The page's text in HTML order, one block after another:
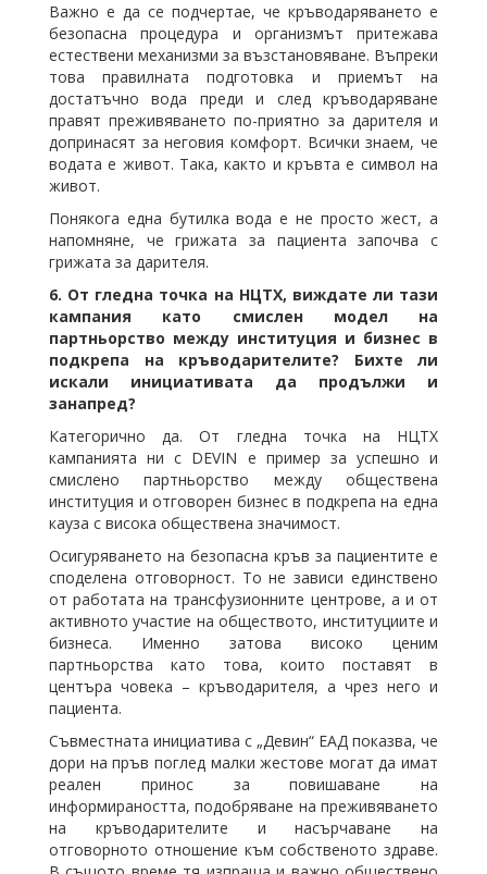
Важно е да се подчертае, че кръводаряването е
безопасна процедура и организмът притежава
естествени механизми за възстановяване. Въпреки
това правилната подготовка и приемът на
достатъчно вода преди и след кръводаряване
правят преживяването по-приятно за дарителя и
допринасят за неговия комфорт. Всички знаем, че
водата е живот. Така, както и кръвта е символ на
живот.
Понякога една бутилка вода е не просто жест, а
напомняне, че грижата за пациента започва с
грижата за дарителя.
6. От гледна точка на НЦТХ, виждате ли тази
кампания като смислен модел на
партньорство между институция и бизнес в
подкрепа на кръводарителите? Бихте ли
искали инициативата да продължи и
занапред?
Категорично да. От гледна точка на НЦТХ
кампанията ни с DEVIN е пример за успешно и
смислено партньорство между обществена
институция и отговорен бизнес в подкрепа на една
кауза с висока обществена значимост.
Осигуряването на безопасна кръв за пациентите е
споделена отговорност. То не зависи единствено
от работата на трансфузионните центрове, а и от
активното участие на обществото, институциите и
бизнеса. Именно затова високо ценим
партньорства като това, които поставят в
центъра човека – кръводарителя, а чрез него и
пациента.
Съвместната инициатива с „Девин“ ЕАД показва, че
дори на пръв поглед малки жестове могат да имат
реален принос за повишаване на
информираността, подобряване на преживяването
на кръводарителите и насърчаване на
отговорното отношение към собственото здраве.